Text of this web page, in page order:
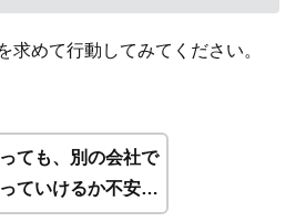
求めて行動してみてください。
ても、別の会社で
ていけるか不安…